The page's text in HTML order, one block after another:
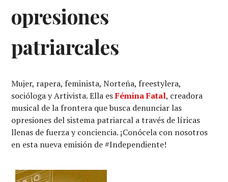
opresiones
patriarcales
Mujer, rapera, feminista, Norteña, freestylera,
socióloga y Artivista. Ella esFémina Fatal, creadora
musical de la frontera que busca denunciar las
opresiones del sistema patriarcal a través de líricas
llenas de fuerza y conciencia. ¡Conócela con nosotros
en esta nueva emisión de #Independiente!